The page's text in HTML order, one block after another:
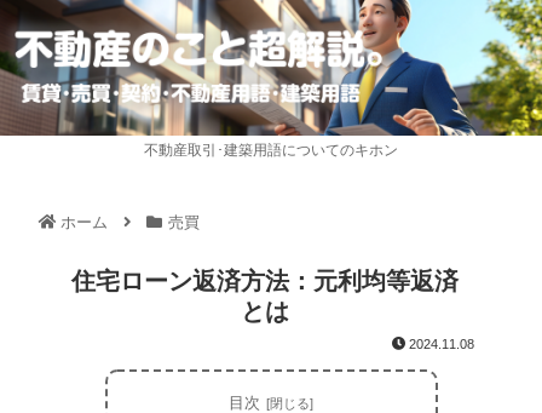
不動産取引･建築用語についてのキホン
ホーム 売買
住宅ローン返済方法：元利均等返済
とは
2024.11.08
目次